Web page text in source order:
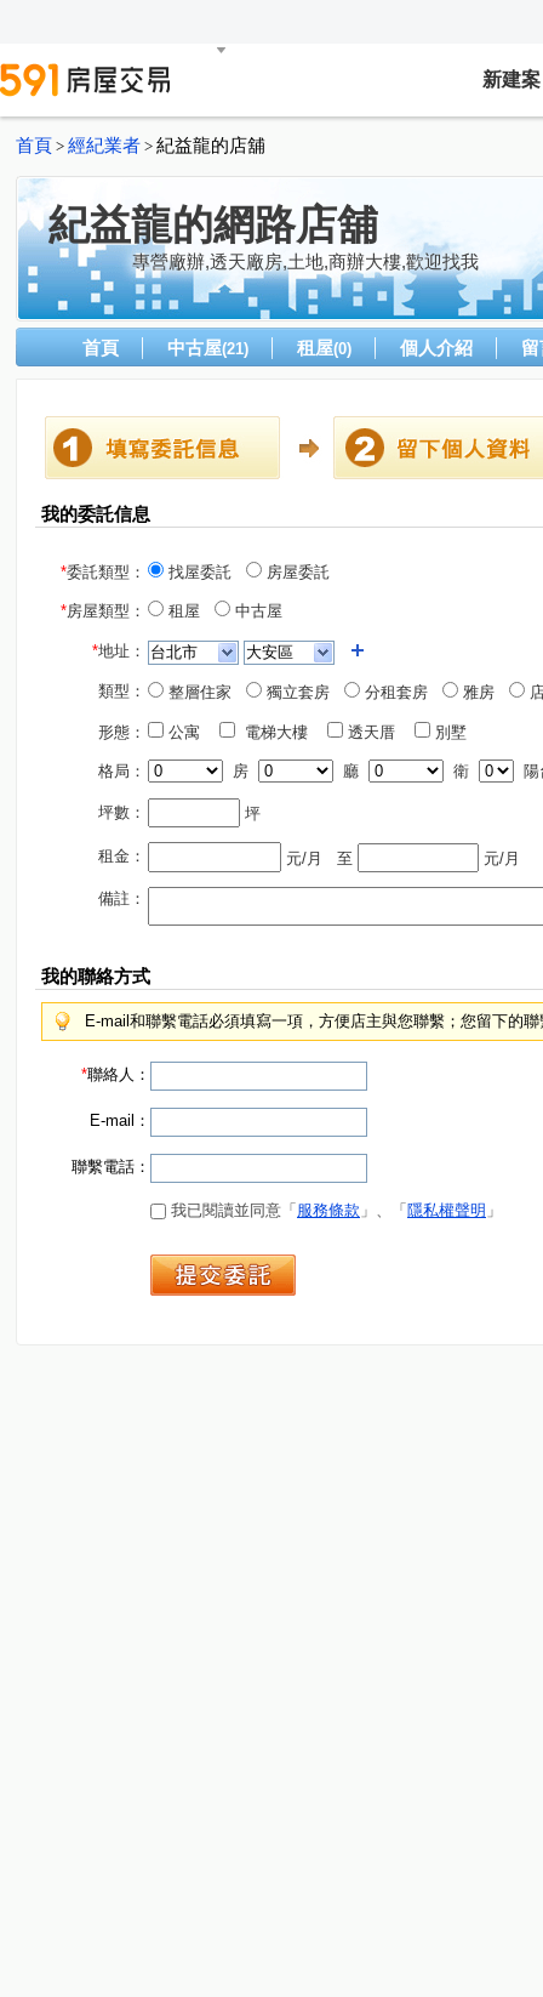
新建案
首頁 > 經紀業者 > 紀益龍的店舖
紀益龍的網路店舖
專營廠辦,透天廠房,土地,商辦大樓,歡迎找我
首頁 中古屋(21) 租屋(0) 個人介紹
我的委託信息
*委託類型： 找屋委託 房屋委託
*房屋類型： 租屋 中古屋
*地址：
類型： 整層住家 獨立套房 分租套房 雅房
形態： 公寓 電梯大樓 透天厝 別墅
格局： 房 廳 衛 陽
坪數： 坪
租金： 元/月 至 元/月
備註：
我的聯絡方式
E-mail和聯繫電話必須填寫一項，方便店主與您聯繫；您留下的
*聯絡人：
E-mail：
聯繫電話：
我已閱讀並同意「 服務條款 」、「 隱私權聲明 」